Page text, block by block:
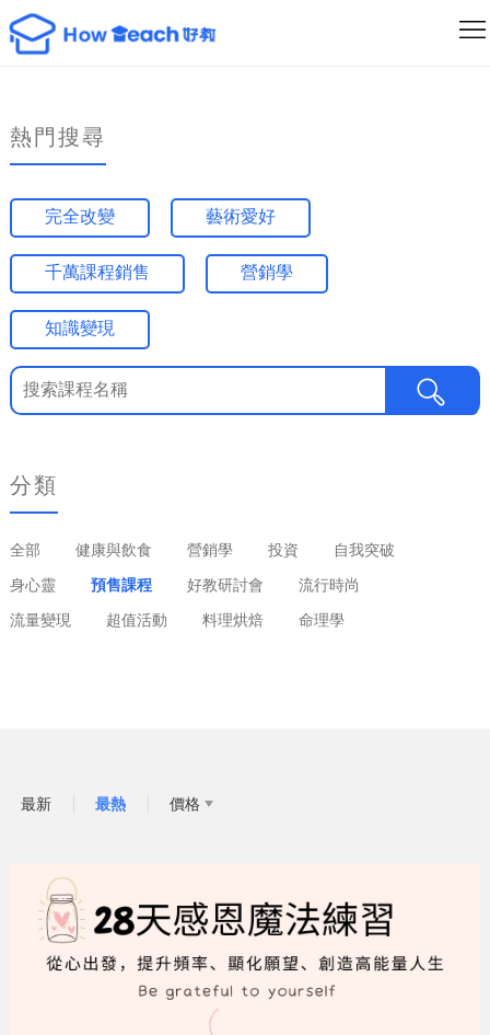
課
列
師
最
者
冊
熱門搜尋
完全改變 藝術愛好
千萬課程銷售 營銷學
知識變現
分類
全部 健康與飲食 營銷學 投資 自我突破
身心靈 預售課程 好教研討會 流行時尚
流量變現 超值活動 料理烘焙 命理學
最新 最熱 價格